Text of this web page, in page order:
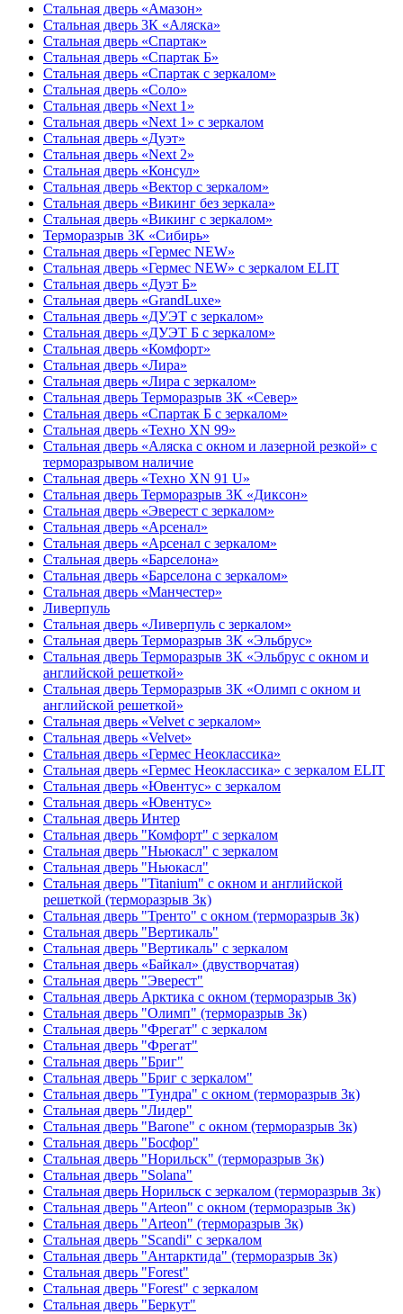
Стальная дверь «Амазон»
Стальная дверь 3К «Аляска»
Стальная дверь «Спартак»
Стальная дверь «Спартак Б»
Стальная дверь «Спартак с зеркалом»
Стальная дверь «Соло»
Стальная дверь «Next 1»
Стальная дверь «Next 1» с зеркалом
Стальная дверь «Дуэт»
Стальная дверь «Next 2»
Стальная дверь «Консул»
Стальная дверь «Вектор с зеркалом»
Стальная дверь «Викинг без зеркала»
Стальная дверь «Викинг c зеркалом»
Терморазрыв 3К «Сибирь»
Стальная дверь «Гермес NEW»
Стальная дверь «Гермес NEW» с зеркалом ELIT
Стальная дверь «Дуэт Б»
Стальная дверь «GrandLuxe»
Стальная дверь «ДУЭТ с зеркалом»
Стальная дверь «ДУЭТ Б с зеркалом»
Стальная дверь «Комфорт»
Стальная дверь «Лира»
Стальная дверь «Лира с зеркалом»
Стальная дверь Терморазрыв 3К «Север»
Стальная дверь «Спартак Б с зеркалом»
Стальная дверь «Техно XN 99»
Стальная дверь «Аляска с окном и лазерной резкой» с
терморазрывом наличие
Стальная дверь «Техно XN 91 U»
Стальная дверь Терморазрыв 3К «Диксон»
Стальная дверь «Эверест с зеркалом»
Стальная дверь «Арсенал»
Стальная дверь «Арсенал с зеркалом»
Стальная дверь «Барселона»
Стальная дверь «Барселона с зеркалом»
Стальная дверь «Манчестер»
Ливерпуль
Стальная дверь «Ливерпуль с зеркалом»
Стальная дверь Терморазрыв 3К «Эльбрус»
Стальная дверь Терморазрыв 3К «Эльбрус с окном и
английской решеткой»
Стальная дверь Терморазрыв 3К «Олимп с окном и
английской решеткой»
Стальная дверь «Velvet с зеркалом»
Стальная дверь «Velvet»
Стальная дверь «Гермес Неоклассика»
Стальная дверь «Гермес Неоклассика» с зеркалом ELIT
Стальная дверь «Ювентус» с зеркалом
Стальная дверь «Ювентус»
Стальная дверь Интер
Стальная дверь "Комфорт" с зеркалом
Стальная дверь "Ньюкасл" с зеркалом
Стальная дверь "Ньюкасл"
Стальная дверь "Titanium" с окном и английской
решеткой (терморазрыв 3к)
Стальная дверь "Тренто" с окном (терморазрыв 3к)
Стальная дверь "Вертикаль"
Стальная дверь "Вертикаль" с зеркалом
Стальная дверь «Байкал» (двустворчатая)
Стальная дверь "Эверест"
Стальная дверь Арктика с окном (терморазрыв 3к)
Стальная дверь "Олимп" (терморазрыв 3к)
Стальная дверь "Фрегат" с зеркалом
Стальная дверь "Фрегат"
Стальная дверь "Бриг"
Стальная дверь "Бриг с зеркалом"
Стальная дверь "Тундра" с окном (терморазрыв 3к)
Стальная дверь "Лидер"
Стальная дверь "Barone" с окном (терморазрыв 3к)
Стальная дверь "Босфор"
Стальная дверь "Норильск" (терморазрыв 3к)
Стальная дверь "Solana"
Стальная дверь Норильск с зеркалом (терморазрыв 3к)
Стальная дверь "Arteon" с окном (терморазрыв 3к)
Стальная дверь "Arteon" (терморазрыв 3к)
Стальная дверь "Scandi" с зеркалом
Стальная дверь "Антарктида" (терморазрыв 3к)
Стальная дверь "Forest"
Стальная дверь "Forest" с зеркалом
Стальная дверь "Беркут"